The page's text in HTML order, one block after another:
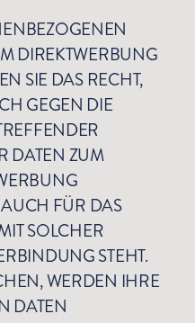
DIREKTWERBUNG
SIE DAS RECHT,
GEGEN DIE
DATEN ZUM
FÜR DAS
SOLCHER
STEHT.
WERDEN IHRE
DATEN